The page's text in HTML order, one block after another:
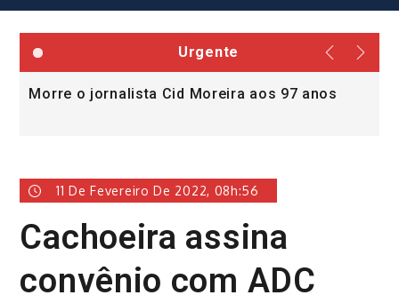
Urgente
Morre o jornalista Cid Moreira aos 97 anos
11 De Fevereiro De 2022, 08h:56
Cachoeira assina
convênio com ADC